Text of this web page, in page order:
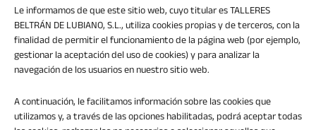
Le informamos de que este sitio web, cuyo titular es TALLERES
BELTRÁN DE LUBIANO, S.L., utiliza cookies propias y de terceros, con la
finalidad de permitir el funcionamiento de la página web (por ejemplo,
gestionar la aceptación del uso de cookies) y para analizar la
navegación de los usuarios en nuestro sitio web.
A continuación, le facilitamos información sobre las cookies que
utilizamos y, a través de las opciones habilitadas, podrá aceptar todas
EMPRESA
Home
>Servicios
Maquinaria